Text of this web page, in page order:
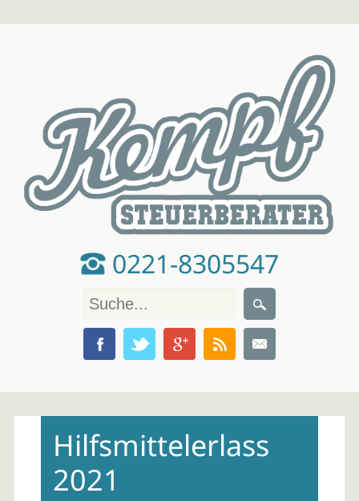
0221-8305547
contentHilfsmittelerlass
2021